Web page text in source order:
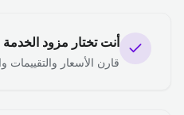
أنت تختار مزود الخدمة
قارن الأسعار والتقييمات